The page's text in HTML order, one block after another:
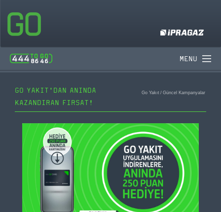
MENU
Go Yakıt / Güncel Kampanyalar
GO YAKIT'DAN ANINDA
KAZANDIRAN FIRSAT!